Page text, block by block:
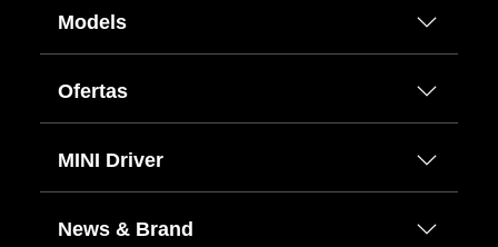
Models
Ofertas
MINI Driver
News & Brand